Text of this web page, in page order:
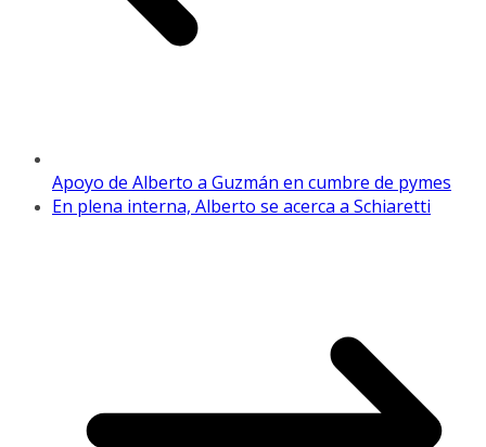
Apoyo de Alberto a Guzmán en cumbre de pymes
En plena interna, Alberto se acerca a Schiaretti